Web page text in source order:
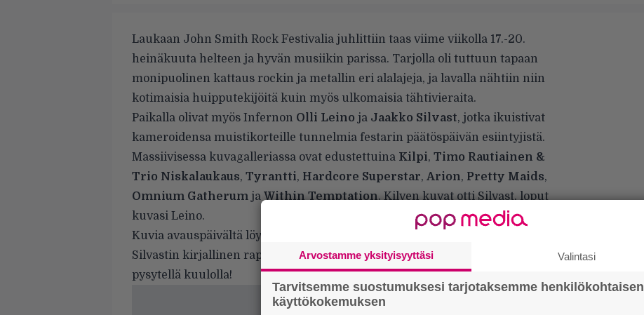
Laukaan John Smith Rock Festivalia juhlittiin taas viime viikolla 17.-20.
heinäkuuta helteen ja hyvän musiikin parissa. Tarjolla oli tuttuun tapaan
monipuolinen kattaus rockin ja metallin eri alalajeja, ja lavalla nähtiin niin
kotimaisia huipputekijöitä kuin myös ulkomaisia tähtivieraita.
Paikalla olivat myös Infernon Olli Leino ja Jaakko Silvast, jotka ikuistivat
kameroidensa muistikorteille tunnelmia festarin päätöspäivän esiintyjistä.
Massiivisessa kuvagalleriassa ovat edustettuina Kilpi, Timo Rautiainen &
Trio Niskalaukaus, Tyrantti, Hardcore Superstar, Arion, Pretty Maids,
Omnium Gatherum ja Within Temptation. Kilven kuvat otti Silvast, loput
kuvasi Leino.
Kuvia avauspäivältä löydät
Silvastin kirjallinen raportti on tulossa vielä myöhemmin linjoille eli kannattaa
pysytellä kuulolla!
Arvostamme yksityisyyttäsi Valintasi
Tarvitsemme suostumuksesi tarjotaksemme henkilökohtaisen
käyttökokemuksen